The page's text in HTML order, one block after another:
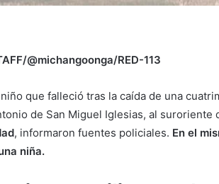
@michangoonga/RED-113
niño que falleció tras la caída de una
de San Miguel Iglesias, al suroriente
, informaron fuentes policiales. En el
niña.